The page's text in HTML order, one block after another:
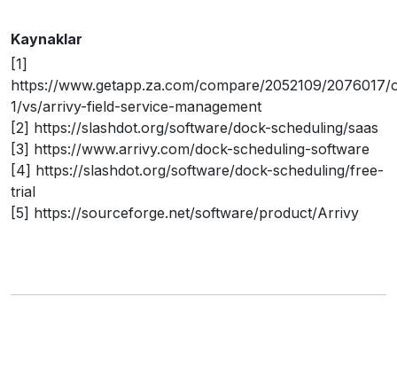
Kaynaklar
[1]
https://www.getapp.za.com/compare/2052109/2076017/
1/vs/arrivy-field-service-management
[2] https://slashdot.org/software/dock-scheduling/saas
[3] https://www.arrivy.com/dock-scheduling-software
[4] https://slashdot.org/software/dock-scheduling/free-
trial
[5] https://sourceforge.net/software/product/Arrivy